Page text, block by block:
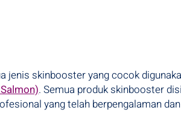
jenis skinbooster yang cocok
. Semua produk skinbooster
yang telah berpengalaman